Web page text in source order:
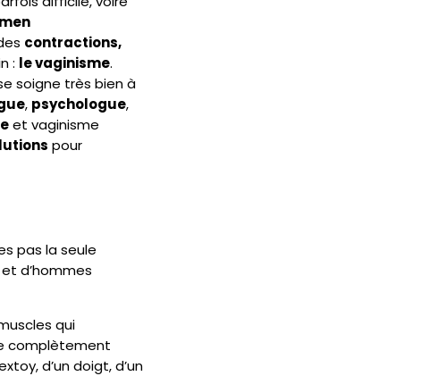
contractions,
: le vaginisme.
soigne très bien à
, psychologue,
et vaginisme
pour
pas la seule
d’hommes
qui
complètement
d’un doigt, d’un